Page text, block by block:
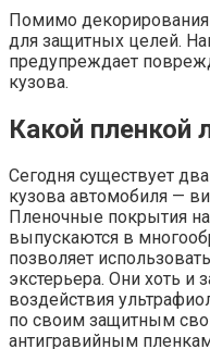
Помимо
для защитных целей.
предупреждает
кузова.
Какой пленкой
Сегодня существует
кузова автомобиля —
Пленочные покрытия
выпускаются в
позволяет
экстерьера. Они хоть
воздействия
по своим защитным
антигравийным